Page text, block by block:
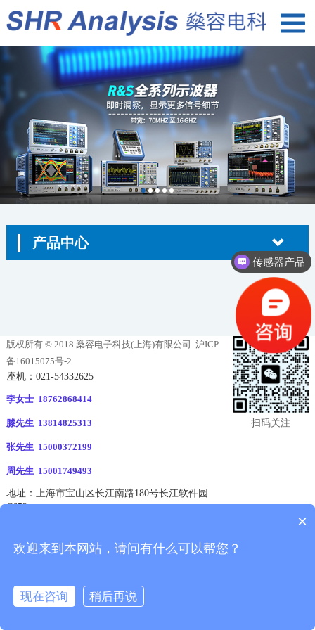
产品中心
版权所有 © 2018 燊容电子科技(上海)有限公司 沪ICP
备16015075号-2
座机：021-54332625
李女士 18762868414
滕先生 13814825313
张先生 15000372199
周先生 15001749493
地址：上海市宝山区长江南路180号长江软件园
C652
扫码关注
传感器产品
×
欢迎来到本网站，请问有什么可以帮您？
现在咨询
稍后再说
拨打电话